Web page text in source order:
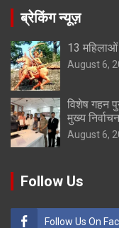
ब्रेकिंग न्यूज़
13 महिलाओं
August 6,
विशेष गहन
मुख्य
August 6,
Follow Us
Follow Us On